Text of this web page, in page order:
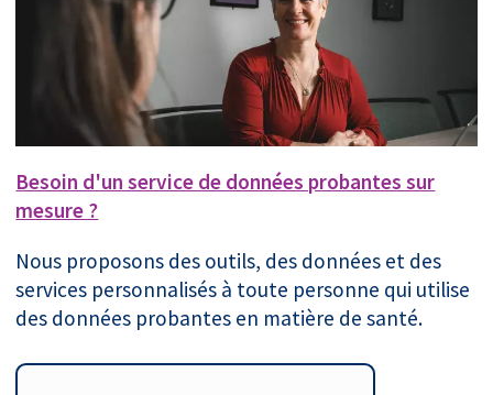
Besoin d'un service de données probantes sur
mesure ?
Nous proposons des outils, des données et des
services personnalisés à toute personne qui utilise
des données probantes en matière de santé.